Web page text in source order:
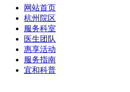
网站首页
杭州院区
服务科室
医生团队
惠享活动
服务指南
宜和科普